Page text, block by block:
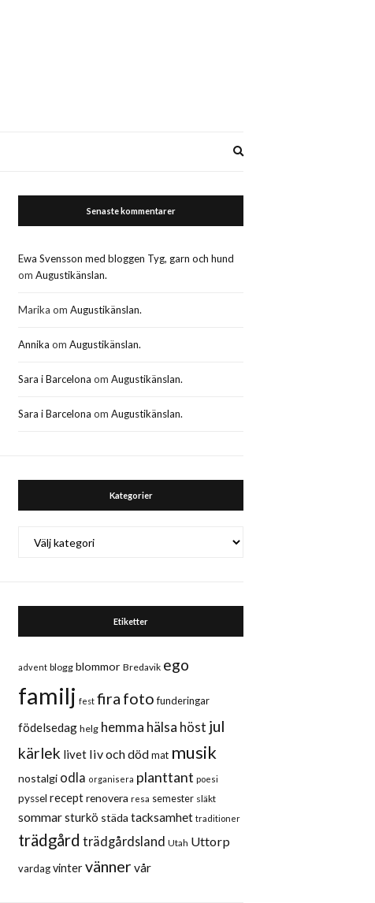
Senaste kommentarer
Ewa Svensson med bloggen Tyg, garn och hund
omAugustikänslan.
Marika omAugustikänslan.
Annika omAugustikänslan.
Sara i Barcelona omAugustikänslan.
Sara i Barcelona omAugustikänslan.
Kategorier
Etiketter
advent blogg blommor Bredavik ego
familj fest fira foto funderingar
födelsedag helg hemma hälsa höst jul
kärlek livet liv och död mat musik
nostalgi odla organisera planttant poesi
pyssel receptrenovera resa semester släkt
sommarsturkö städa tacksamhet traditioner
trädgård trädgårdsland Utah Uttorp
vardag vintervänner vår